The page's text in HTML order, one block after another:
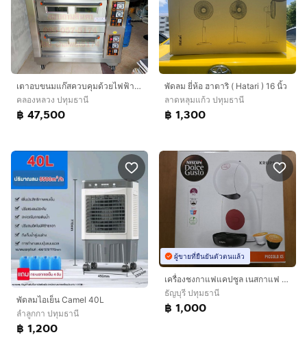
เตาอบขนมแก๊สควบคุมด้วยไฟฟ้า4ถาดใหญ่
คลองหลวง ปทุมธานี
฿ 47,500
พัดลม ยี่ห้อ ฮาตาริ ( Hatari ) 16 นิ้ว
ลาดหลุมแก้ว ปทุมธานี
฿ 1,300
พัดลมไอเย็น Camel 40L
ลำลูกกา ปทุมธานี
฿ 1,200
ผู้ขายที่ยืนยันตัวตนแล้ว
เครื่องชงกาแฟแคปซูล เนสกาแฟ โดลเช่ กุสโต้
ธัญบุรี ปทุมธานี
฿ 1,000